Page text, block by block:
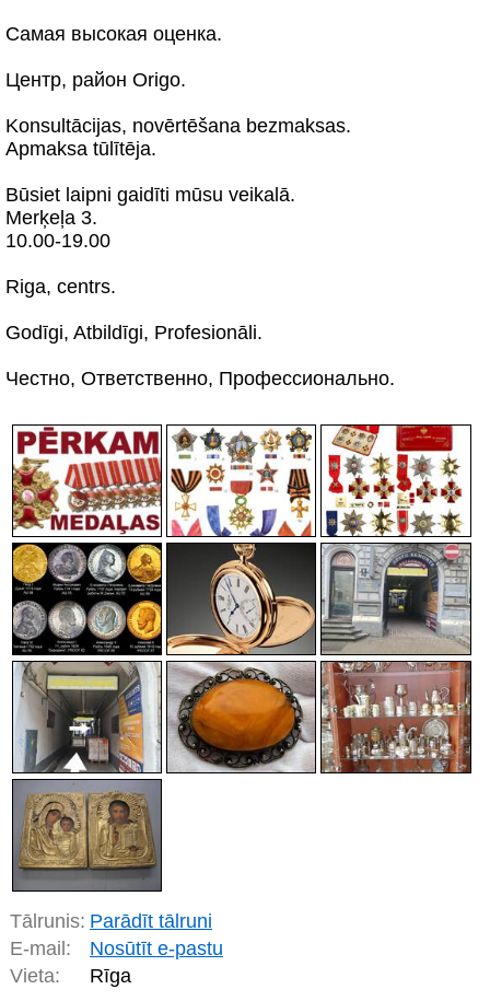
Самая высокая оценка.
Центр, район Origo.
Konsultācijas, novērtēšana bezmaksas.
Apmaksa tūlītēja.
Būsiet laipni gaidīti mūsu veikalā.
Merķeļa 3.
10.00-19.00
Riga, centrs.
Godīgi, Atbildīgi, Profesionāli.
Честно, Ответственно, Профессионально.
Tālrunis: Parādīt tālruni
E-mail:
Nosūtīt e-pastu
Vieta:
Rīga